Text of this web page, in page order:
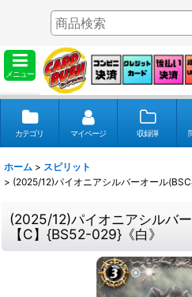
メニュー
カテゴリ マイページ 収録弾
ホーム > スピリット
> (2025/12)パイオニアシルバーオール
(2025/12)パイオニアシルバ
【C】{BS52-029}《白》